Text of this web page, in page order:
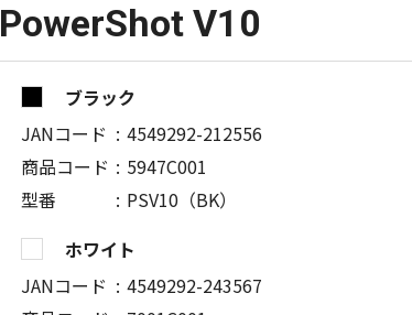
PowerShot V10
ブラック
JANコード
4549292-212556
商品コード
5947C001
型番
PSV10（BK）
ホワイト
JANコード
4549292-243567